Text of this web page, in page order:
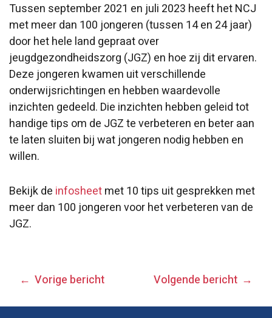
Tussen september 2021 en juli 2023 heeft het NCJ
met meer dan 100 jongeren (tussen 14 en 24 jaar)
door het hele land gepraat over
jeugdgezondheidszorg (JGZ) en hoe zij dit ervaren.
Deze jongeren kwamen uit verschillende
onderwijsrichtingen en hebben waardevolle
inzichten gedeeld. Die inzichten hebben geleid tot
handige tips om de JGZ te verbeteren en beter aan
te laten sluiten bij wat jongeren nodig hebben en
willen.
Bekijk de infosheetmet 10 tips uit gesprekken met
meer dan 100 jongeren voor het verbeteren van de
JGZ.
BERICHT
NAVIGATIE
Vorige bericht Volgende bericht